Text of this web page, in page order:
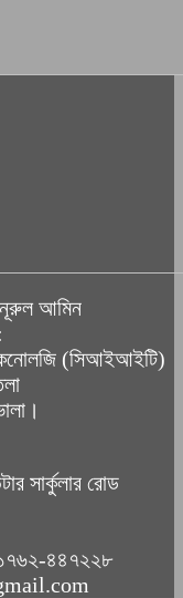
নূরুল আমিন
(সিআইআইটি)
সার্কুলার রোড
৪৪৭২২৮